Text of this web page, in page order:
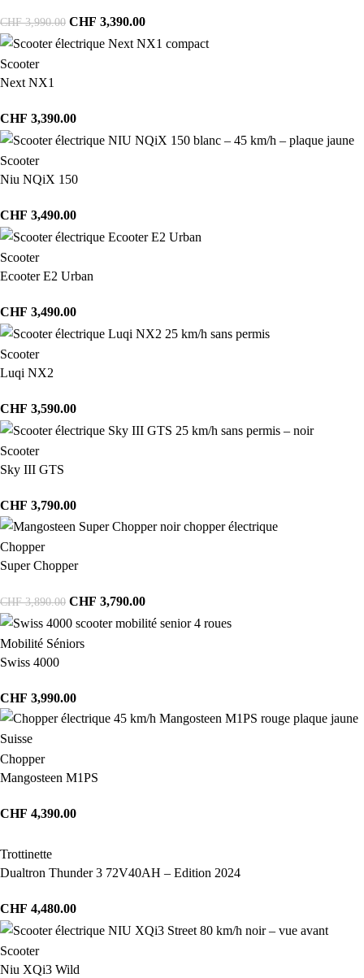
CHF3,990.00 CHF 3,390.00
Scooter
Next NX1
CHF 3,390.00
Scooter
Niu NQiX 150
CHF 3,490.00
Scooter
Ecooter E2 Urban
CHF 3,490.00
Scooter
Luqi NX2
CHF 3,590.00
Scooter
Sky III GTS
CHF 3,790.00
Chopper
Super Chopper
CHF3,890.00 CHF 3,790.00
Mobilité Séniors
Swiss 4000
CHF 3,990.00
Chopper
Mangosteen M1PS
CHF 4,390.00
Trottinette
Dualtron Thunder 3 72V40AH – Edition 2024
CHF 4,480.00
Scooter
Niu XQi3 Wild